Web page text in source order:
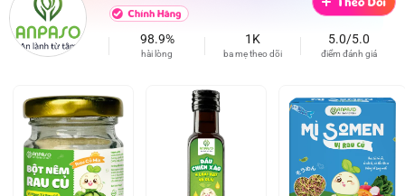
98.9%
hài lòng
1K
ba mẹ theo dõi
5.0/5.0
điểm đánh giá